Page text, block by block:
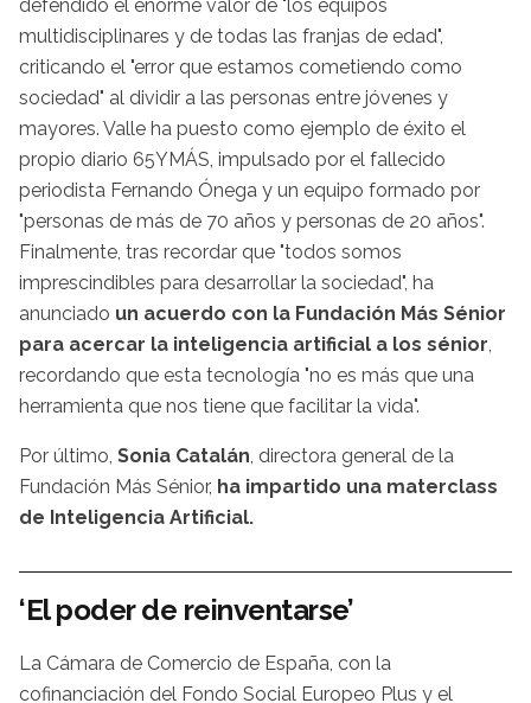
defendido el enorme valor de "los equipos
multidisciplinares y de todas las franjas de edad",
criticando el "error que estamos cometiendo como
sociedad" al dividir a las personas entre jóvenes y
mayores. Valle ha puesto como ejemplo de éxito el
propio diario 65YMÁS, impulsado por el fallecido
periodista Fernando Ónega y un equipo formado por
"personas de más de 70 años y personas de 20 años".
Finalmente, tras recordar que "todos somos
imprescindibles para desarrollar la sociedad", ha
anunciado un acuerdo con la Fundación Más Sénior
para acercar la inteligencia artificial a los sénior,
recordando que esta tecnología "no es más que una
herramienta que nos tiene que facilitar la vida".
Por último, Sonia Catalán, directora general de la
Fundación Más Sénior, ha impartido una materclass
de Inteligencia Artificial.
‘El poder de reinventarse’
La Cámara de Comercio de España, con la
cofinanciación del Fondo Social Europeo Plus y el